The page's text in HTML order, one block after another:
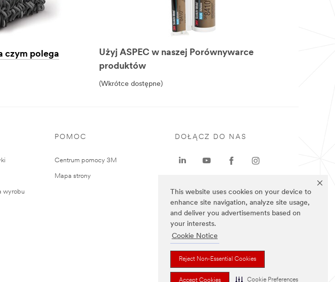
This website uses cookies on your device to
enhance site navigation, analyze site usage,
and deliver you advertisements based on
your interests.
Cookie Notice
Reject Non-Essential Cookies
Accept Cookies Cookie Preferences
czym polega
Użyj ASPEC w naszej Porównywarce
produktów
(Wkrótce dostępne)
wyrobu
POMOC
Centrum pomocy 3M
Mapa strony
DOŁĄCZ DO NAS